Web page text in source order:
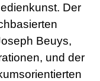
Der
Beuys,
und der